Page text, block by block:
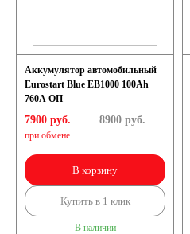
Аккумулятор автомобильный
Eurostart Blue EB1000 100Ah
760A ОП
7900 руб.
при обмене
8900руб.
В корзину
Купить в 1 клик
В наличии